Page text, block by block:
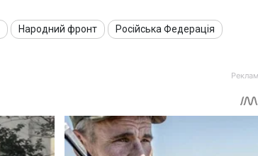
Народний фронт Російська Федерація